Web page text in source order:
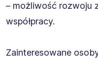
– możliwość rozwoju
współpracy.
Zainteresowane